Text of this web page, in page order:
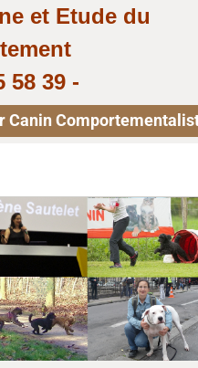
et Etude du
58 39 -
Canin